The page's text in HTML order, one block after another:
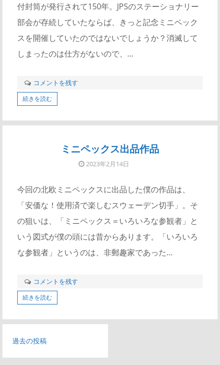
付封筒が発行されて150年。JPSのステーショナリー
部会が存続していたならば、きっと記念ミニペック
スを開催していたのではないでしょうか？消滅して
しまったのは仕方がないので、…
コメントを残す
続きを読む
ミニペックス出品作品
2023年2月14日
今回の北欧ミニペックスに出品した僕の作品は、
「安価な！使用済で楽しむスウェーデン切手」。そ
の狙いは、「ミニペックス＝いろいろな参観者」と
いう図式が僕の頭には昔からあります。「いろいろ
な参観者」というのは、非郵趣家であった…
コメントを残す
続きを読む
稿
過去の投稿